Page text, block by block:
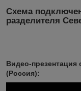
Схема
разделителя
Видео-презентация
(Россия):